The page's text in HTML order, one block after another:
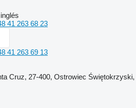
41 263 68 23
41 263 69 13
Cruz, 27-400, Ostrowiec Świętokrzyski,